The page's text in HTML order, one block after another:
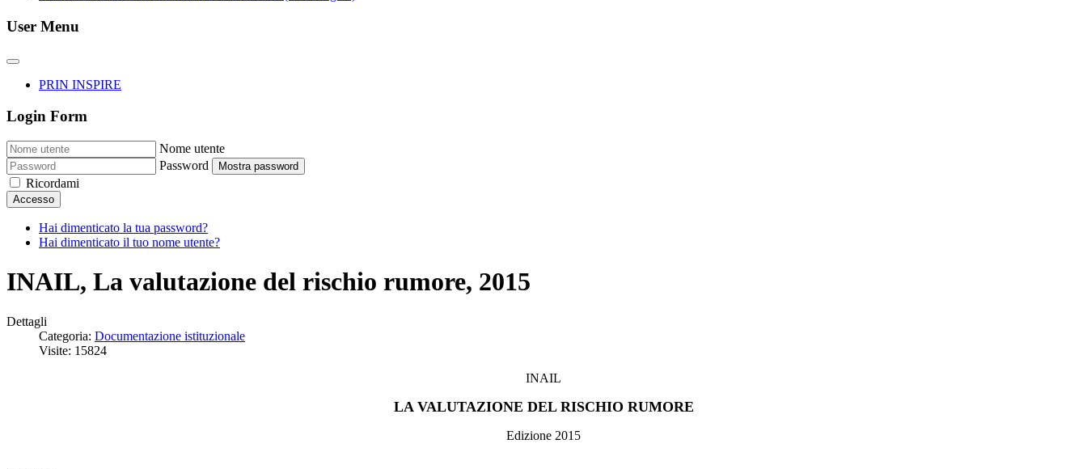
User Menu
PRIN INSPIRE
Login Form
Nome utente
Password
Mostra password
Ricordami
Accesso
Hai dimenticato la tua password?
Hai dimenticato il tuo nome utente?
INAIL, La valutazione del rischio rumore, 2015
Dettagli
Categoria: Documentazione istituzionale
Visite: 15824
INAIL
LA VALUTAZIONE DEL RISCHIO RUMORE
Edizione 2015